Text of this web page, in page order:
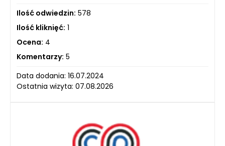
Ilość odwiedzin: 578
Ilość kliknięć: 1
Ocena: 4
Komentarzy: 5
Data dodania: 16.07.2024
Ostatnia wizyta: 07.08.2026